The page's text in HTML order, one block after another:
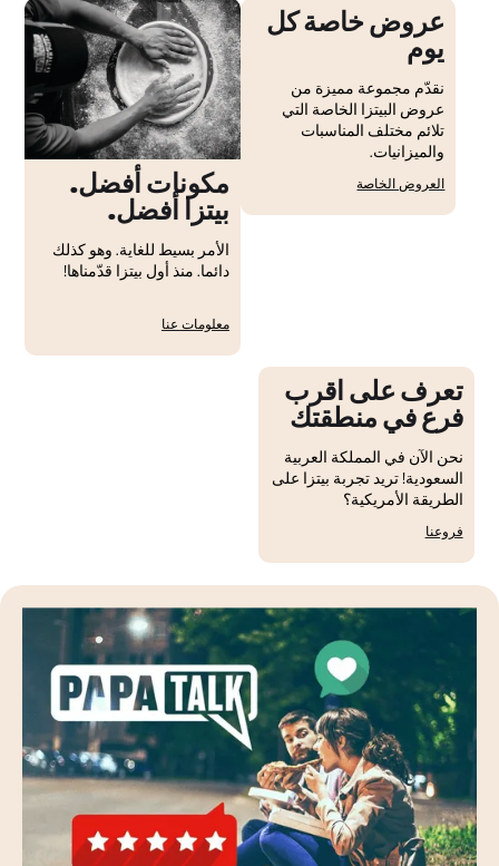
مكونات أفضل.
بيتزا أفضل.
الأمر بسيط للغاية. وهو كذلك
دائما. منذ أول بيتزا قدّمناها!
معلومات عنا
عروض خاصة كل
يوم
نقدّم مجموعة مميزة من
عروض البيتزا الخاصة التي
تلائم مختلف المناسبات
والميزانيات.
العروض الخاصة
تعرف على اقرب
فرع في منطقتك
نحن الآن في المملكة العربية
السعودية! تريد تجربة بيتزا على
الطريقة الأمريكية؟
فروعنا